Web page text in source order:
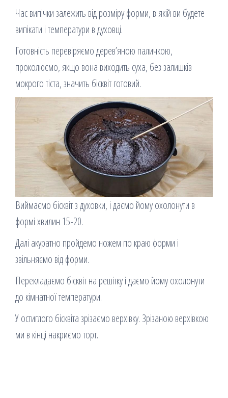
Час випічки залежить від розміру форми, в якій ви будете
випікати і температури в духовці.
Готовність перевіряємо дерев’яною паличкою,
проколюємо, якщо вона виходить суха, без залишків
мокрого тіста, значить бісквіт готовий.
Виймаємо бісквіт з духовки, і даємо йому охолонути в
формі хвилин 15-20.
Далі акуратно пройдемо ножем по краю форми і
звільняємо від форми.
Перекладаємо бісквіт на решітку і даємо йому охолонути
до кімнатної температури.
У остиглого бісквіта зрізаємо верхівку. Зрізаною верхівкою
ми в кінці накриємо торт.